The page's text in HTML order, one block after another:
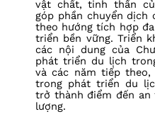
vật chất, tinh thần
góp phần chuyển
theo hướng tích hợp
triển bền vững. Triển
các nội dung của
phát triển du lịch
và các năm tiếp
trong phát triển du
trở thành điểm đến
lượng.